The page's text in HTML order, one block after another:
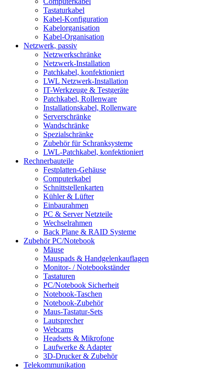
Tastaturkabel
Kabel-Konfiguration
Kabelorganisation
Kabel-Organisation
Netzwerk, passiv
Netzwerkschränke
Netzwerk-Installation
Patchkabel, konfektioniert
LWL Netzwerk-Installation
IT-Werkzeuge & Testgeräte
Patchkabel, Rollenware
Installationskabel, Rollenware
Serverschränke
Wandschränke
Spezialschränke
Zubehör für Schranksysteme
LWL-Patchkabel, konfektioniert
Rechnerbauteile
Festplatten-Gehäuse
Computerkabel
Schnittstellenkarten
Kühler & Lüfter
Einbaurahmen
PC & Server Netzteile
Wechselrahmen
Back Plane & RAID Systeme
Zubehör PC/Notebook
Mäuse
Mauspads & Handgelenkauflagen
Monitor- / Notebookständer
Tastaturen
PC/Notebook Sicherheit
Notebook-Taschen
Notebook-Zubehör
Maus-Tastatur-Sets
Lautsprecher
Webcams
Headsets & Mikrofone
Laufwerke & Adapter
3D-Drucker & Zubehör
Telekommunikation